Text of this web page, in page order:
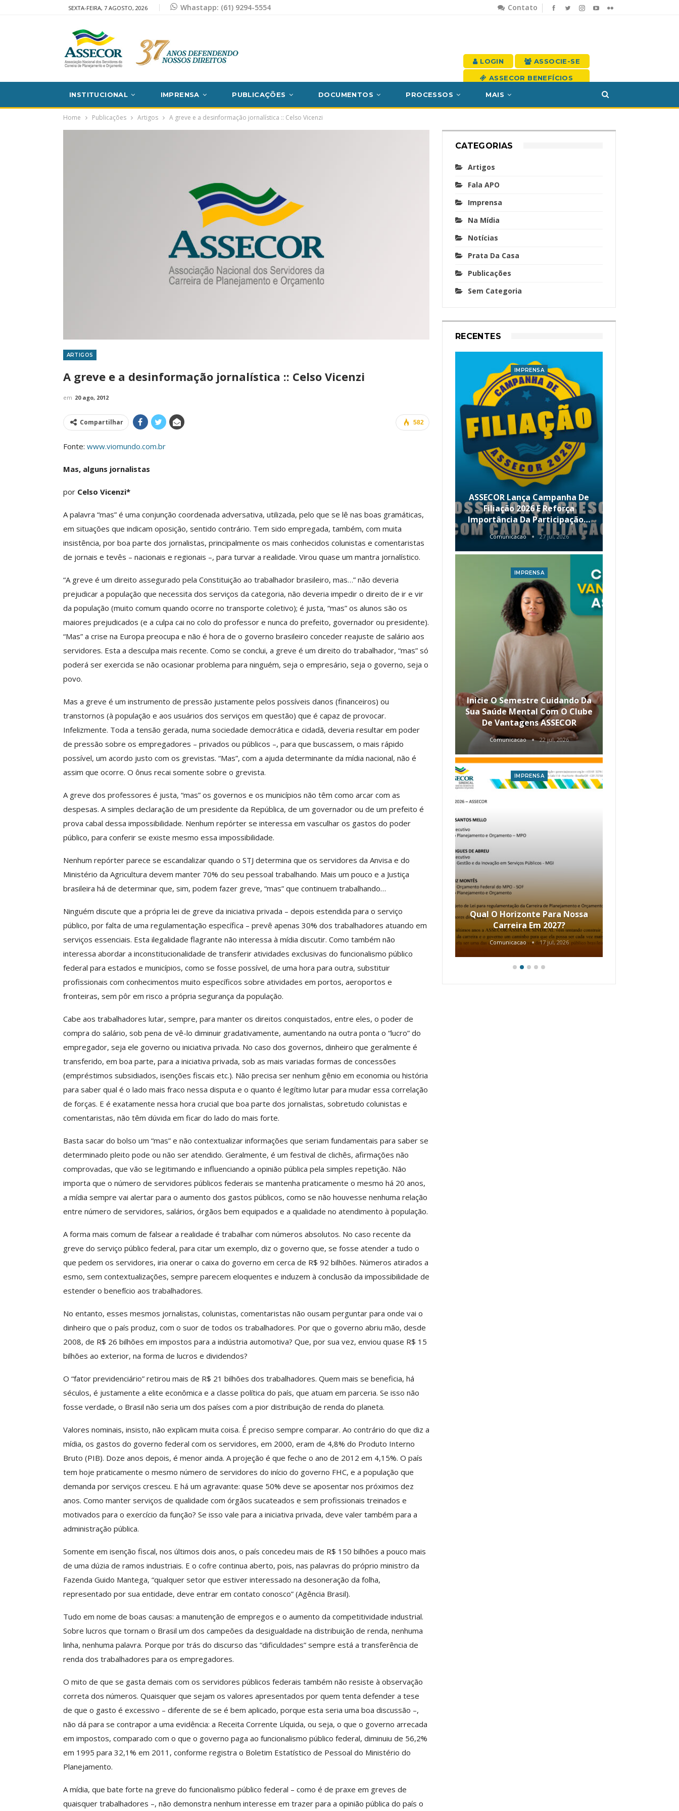
Contato
SEXTA-FEIRA, 7 AGOSTO, 2026 Whastapp: (61) 9294-5554
LOGIN ASSOCIE-SE
ASSECOR BENEFÍCIOS
INSTITUCIONAL IMPRENSA PUBLICAÇÕES DOCUMENTOS PROCESSOS MAIS
Home Publicações Artigos A greve e a desinformação jornalística :: Celso Vicenzi
ARTIGOS
A greve e a desinformação jornalística :: Celso Vicenzi
em 20 ago, 2012
582
Compartilhar
Fonte: www.viomundo.com.br
Mas, alguns jornalistas
por Celso Vicenzi*
A palavra “mas” é uma conjunção coordenada adversativa, utilizada, pelo que se lê nas boas gramáticas,
em situações que indicam oposição, sentido contrário. Tem sido empregada, também, com muita
insistência, por boa parte dos jornalistas, principalmente os mais conhecidos colunistas e comentaristas
de jornais e tevês – nacionais e regionais –, para turvar a realidade. Virou quase um mantra jornalístico.
“A greve é um direito assegurado pela Constituição ao trabalhador brasileiro, mas…” não deveria
prejudicar a população que necessita dos serviços da categoria, não deveria impedir o direito de ir e vir
da população (muito comum quando ocorre no transporte coletivo); é justa, “mas” os alunos são os
maiores prejudicados (e a culpa cai no colo do professor e nunca do prefeito, governador ou presidente).
“Mas” a crise na Europa preocupa e não é hora de o governo brasileiro conceder reajuste de salário aos
servidores. Esta a desculpa mais recente. Como se conclui, a greve é um direito do trabalhador, “mas” só
poderá ser exercida se não ocasionar problema para ninguém, seja o empresário, seja o governo, seja o
povo.
Mas a greve é um instrumento de pressão justamente pelos possíveis danos (financeiros) ou
transtornos (à população e aos usuários dos serviços em questão) que é capaz de provocar.
Infelizmente. Toda a tensão gerada, numa sociedade democrática e cidadã, deveria resultar em poder
de pressão sobre os empregadores – privados ou públicos –, para que buscassem, o mais rápido
possível, um acordo justo com os grevistas. “Mas”, com a ajuda determinante da mídia nacional, não é
assim que ocorre. O ônus recai somente sobre o grevista.
A greve dos professores é justa, “mas” os governos e os municípios não têm como arcar com as
despesas. A simples declaração de um presidente da República, de um governador ou de um prefeito é
prova cabal dessa impossibilidade. Nenhum repórter se interessa em vasculhar os gastos do poder
público, para conferir se existe mesmo essa impossibilidade.
Nenhum repórter parece se escandalizar quando o STJ determina que os servidores da Anvisa e do
Ministério da Agricultura devem manter 70% do seu pessoal trabalhando. Mais um pouco e a Justiça
brasileira há de determinar que, sim, podem fazer greve, “mas” que continuem trabalhando…
Ninguém discute que a própria lei de greve da iniciativa privada – depois estendida para o serviço
público, por falta de uma regulamentação específica – prevê apenas 30% dos trabalhadores atuando em
serviços essenciais. Esta ilegalidade flagrante não interessa à mídia discutir. Como também não
interessa abordar a inconstitucionalidade de transferir atividades exclusivas do funcionalismo público
federal para estados e municípios, como se fosse possível, de uma hora para outra, substituir
profissionais com conhecimentos muito específicos sobre atividades em portos, aeroportos e
fronteiras, sem pôr em risco a própria segurança da população.
Cabe aos trabalhadores lutar, sempre, para manter os direitos conquistados, entre eles, o poder de
compra do salário, sob pena de vê-lo diminuir gradativamente, aumentando na outra ponta o “lucro” do
empregador, seja ele governo ou iniciativa privada. No caso dos governos, dinheiro que geralmente é
transferido, em boa parte, para a iniciativa privada, sob as mais variadas formas de concessões
(empréstimos subsidiados, isenções fiscais etc.). Não precisa ser nenhum gênio em economia ou história
para saber qual é o lado mais fraco nessa disputa e o quanto é legítimo lutar para mudar essa correlação
de forças. E é exatamente nessa hora crucial que boa parte dos jornalistas, sobretudo colunistas e
comentaristas, não têm dúvida em ficar do lado do mais forte.
Basta sacar do bolso um “mas” e não contextualizar informações que seriam fundamentais para saber se
determinado pleito pode ou não ser atendido. Geralmente, é um festival de clichês, afirmações não
comprovadas, que vão se legitimando e influenciando a opinião pública pela simples repetição. Não
importa que o número de servidores públicos federais se mantenha praticamente o mesmo há 20 anos,
a mídia sempre vai alertar para o aumento dos gastos públicos, como se não houvesse nenhuma relação
entre número de servidores, salários, órgãos bem equipados e a qualidade no atendimento à população.
A forma mais comum de falsear a realidade é trabalhar com números absolutos. No caso recente da
greve do serviço público federal, para citar um exemplo, diz o governo que, se fosse atender a tudo o
que pedem os servidores, iria onerar o caixa do governo em cerca de R$ 92 bilhões. Números atirados a
esmo, sem contextualizações, sempre parecem eloquentes e induzem à conclusão da impossibilidade de
estender o benefício aos trabalhadores.
No entanto, esses mesmos jornalistas, colunistas, comentaristas não ousam perguntar para onde vai o
dinheiro que o país produz, com o suor de todos os trabalhadores. Por que o governo abriu mão, desde
2008, de R$ 26 bilhões em impostos para a indústria automotiva? Que, por sua vez, enviou quase R$ 15
bilhões ao exterior, na forma de lucros e dividendos?
O “fator previdenciário” retirou mais de R$ 21 bilhões dos trabalhadores. Quem mais se beneficia, há
séculos, é justamente a elite econômica e a classe política do país, que atuam em parceria. Se isso não
fosse verdade, o Brasil não seria um dos países com a pior distribuição de renda do planeta.
Valores nominais, insisto, não explicam muita coisa. É preciso sempre comparar. Ao contrário do que diz a
mídia, os gastos do governo federal com os servidores, em 2000, eram de 4,8% do Produto Interno
Bruto (PIB). Doze anos depois, é menor ainda. A projeção é que feche o ano de 2012 em 4,15%. O país
tem hoje praticamente o mesmo número de servidores do início do governo FHC, e a população que
demanda por serviços cresceu. E há um agravante: quase 50% deve se aposentar nos próximos dez
anos. Como manter serviços de qualidade com órgãos sucateados e sem profissionais treinados e
motivados para o exercício da função? Se isso vale para a iniciativa privada, deve valer também para a
administração pública.
Somente em isenção fiscal, nos últimos dois anos, o país concedeu mais de R$ 150 bilhões a pouco mais
de uma dúzia de ramos industriais. E o cofre continua aberto, pois, nas palavras do próprio ministro da
Fazenda Guido Mantega, “qualquer setor que estiver interessado na desoneração da folha,
representado por sua entidade, deve entrar em contato conosco” (Agência Brasil).
Tudo em nome de boas causas: a manutenção de empregos e o aumento da competitividade industrial.
Sobre lucros que tornam o Brasil um dos campeões da desigualdade na distribuição de renda, nenhuma
linha, nenhuma palavra. Porque por trás do discurso das “dificuldades” sempre está a transferência de
renda dos trabalhadores para os empregadores.
O mito de que se gasta demais com os servidores públicos federais também não resiste à observação
correta dos números. Quaisquer que sejam os valores apresentados por quem tenta defender a tese
de que o gasto é excessivo – diferente de se é bem aplicado, porque esta seria uma boa discussão –,
não dá para se contrapor a uma evidência: a Receita Corrente Líquida, ou seja, o que o governo arrecada
em impostos, comparado com o que o governo paga ao funcionalismo público federal, diminuiu de 56,2%
em 1995 para 32,1% em 2011, conforme registra o Boletim Estatístico de Pessoal do Ministério do
Planejamento.
A mídia, que bate forte na greve do funcionalismo público federal – como é de praxe em greves de
quaisquer trabalhadores –, não demonstra nenhum interesse em trazer para a opinião pública do país o
CATEGORIAS
Artigos
Fala APO
Imprensa
Na Mídia
Notícias
Prata Da Casa
Publicações
Sem Categoria
RECENTES
Idiomas Com Condições…
Da Mesa Nacional De
Negociação Permanente E
Reforça…
IMPRENSA
O Futuro Da Nossa Carreira Em
Debate
Comunicacao 23 jun, 2026
Unificação Das Carreiras Do…
Categoria Unida Em Torno Dos
Valores Fundantes Da Ação
Sindical
Mais De Mil Procedimentos
Semestre Mostram A
Importância…
Comunicacao 28 jul, 2026
IMPRENSA
ASSECOR Lança Campanha De
Filiação 2026 E Reforça
Importância Da Participação…
Comunicacao 27 jul, 2026
IMPRENSA
Inicie O Semestre Cuidando Da
Sua Saúde Mental Com O Clube
De Vantagens ASSECOR
Comunicacao 22 jul, 2026
IMPRENSA
Qual O Horizonte Para Nossa
Carreira Em 2027?
Comunicacao 17 jul, 2026